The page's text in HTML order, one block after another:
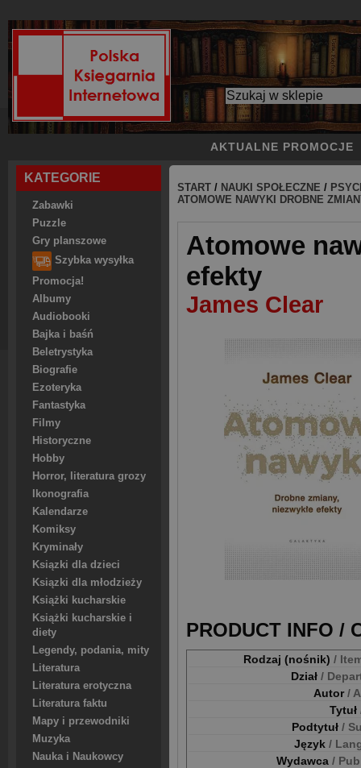
AKTUALNE PROMOCJE
KATEGORIE
Zabawki
Puzzle
Gry planszowe
Szybka wysyłka
Promocja!
Albumy
Audiobooki
Bajka i baśń
Beletrystyka
Biografie
Ezoteryka
Fantastyka
Filmy
Historyczne
Hobby
Horror, literatura grozy
Ikonografia
Kalendarze
Komiksy
Kryminały
Ksiązki dla dzieci
Ksiązki dla młodzieży
Książki kucharskie
Książki kucharskie i
diety
Legendy, podania, mity
Literatura
Literatura erotyczna
Literatura faktu
Mapy i przewodniki
Muzyka
Nauka i Naukowcy
START / NAUKI SPOŁECZNE /
ATOMOWE NAWYKI DROBNE
Atomowe
efekty
James Clear
PRODUCT INFO /
Rodzaj (nośnik) /
Dział /
Autor/
Tytuł
Podtytuł /
Język /
Wydawca /